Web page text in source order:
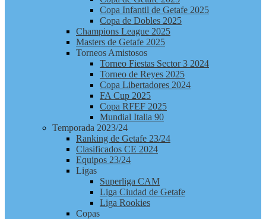
Copa Infantil de Getafe 2025
Copa de Dobles 2025
Champions League 2025
Masters de Getafe 2025
Torneos Amistosos
Torneo Fiestas Sector 3 2024
Torneo de Reyes 2025
Copa Libertadores 2024
FA Cup 2025
Copa RFEF 2025
Mundial Italia 90
Temporada 2023/24
Ranking de Getafe 23/24
Clasificados CE 2024
Equipos 23/24
Ligas
Superliga CAM
Liga Ciudad de Getafe
Liga Rookies
Copas